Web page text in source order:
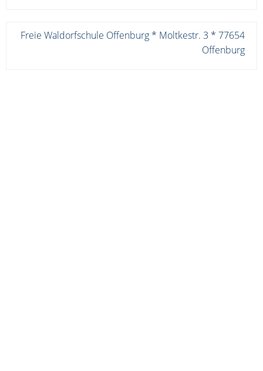
Freie Waldorfschule Offenburg * Moltkestr. 3 * 77654
Offenburg